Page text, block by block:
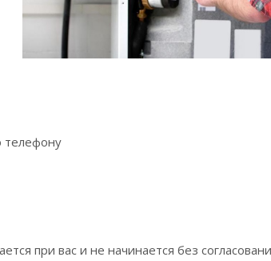
телефону
при вас и не начинается без